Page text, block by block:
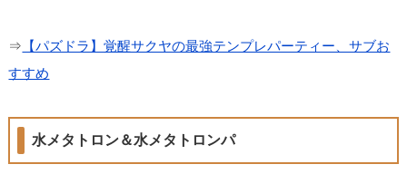
⇒ 【パズドラ】覚醒サクヤの最強テンプレパーティー、サブお
すすめ
水メタトロン＆水メタトロンパ